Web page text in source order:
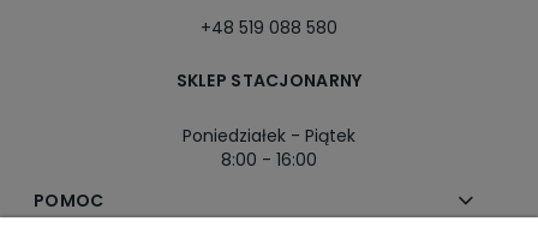
+48 519 088 580
SKLEP STACJONARNY
Poniedziałek - Piątek
8:00 - 16:00
POMOC